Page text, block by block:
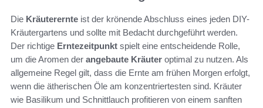
Die Kräuterernte ist der krönende Abschluss eines jeden DIY-
Kräutergartens und sollte mit Bedacht durchgeführt werden.
Der richtige Erntezeitpunkt spielt eine entscheidende Rolle,
um die Aromen der angebaute Kräuter optimal zu nutzen. Als
allgemeine Regel gilt, dass die Ernte am frühen Morgen erfolgt,
wenn die ätherischen Öle am konzentriertesten sind. Kräuter
wie Basilikum und Schnittlauch profitieren von einem sanften